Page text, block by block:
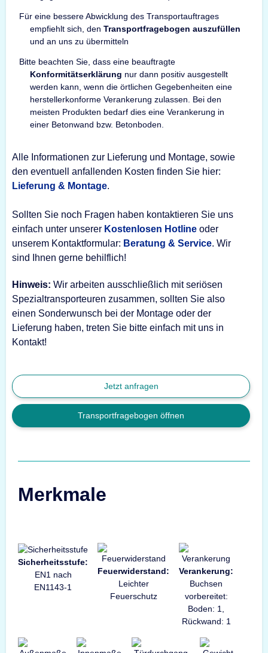
Für eine bessere Abwicklung des Transportauftrages
empfiehlt sich, den Transportfragebogen auszufüllen
und an uns zu übermitteln
Bitte beachten Sie, dass eine beauftragte
Konformitätserklärung nur dann positiv ausgestellt
werden kann, wenn die örtlichen Gegebenheiten eine
herstellerkonforme Verankerung zulassen. Bei den
meisten Produkten bedarf dies eine Verankerung in
einer Betonwand bzw. Betonboden.
Alle Informationen zur Lieferung und Montage, sowie
den eventuell anfallenden Kosten finden Sie hier:
Lieferung & Montage.
Sollten Sie noch Fragen haben kontaktieren Sie uns
einfach unter unserer Kostenlosen Hotline oder
unserem Kontaktformular: Beratung & Service. Wir
sind Ihnen gerne behilflich!
Hinweis: Wir arbeiten ausschließlich mit seriösen
Spezialtransporteuren zusammen, sollten Sie also
einen Sonderwunsch bei der Montage oder der
Lieferung haben, treten Sie bitte einfach mit uns in
Kontakt!
Jetzt anfragen
Transportfragebogen öffnen
Merkmale
Sicherheitsstufe:
EN1 nach
EN1143-1
Feuerwiderstand:
Leichter
Feuerschutz
Verankerung:
Buchsen
vorbereitet:
Boden: 1,
Rückwand: 1